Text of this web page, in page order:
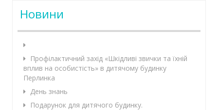
Новини
Профілактичний захід «Шкідливі звички та їхній
вплив на особистість» в дитячому будинку
Перлинка
День знань
Подарунок для дитячого будинку.